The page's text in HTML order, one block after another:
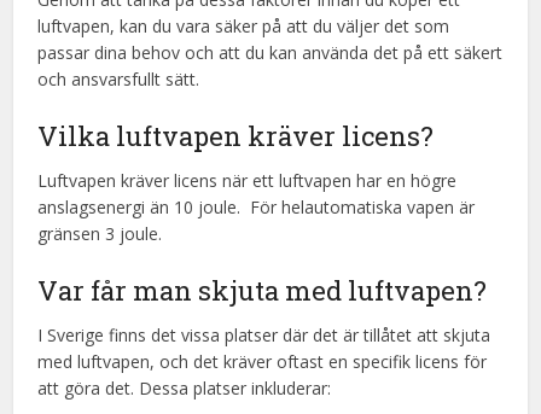
luftvapen, kan du vara säker på att du väljer det som
passar dina behov och att du kan använda det på ett säkert
och ansvarsfullt sätt.
Vilka luftvapen kräver licens?
Luftvapen kräver licens när ett luftvapen har en högre
anslagsenergi än 10 joule. För helautomatiska vapen är
gränsen 3 joule.
Var får man skjuta med luftvapen?
I Sverige finns det vissa platser där det är tillåtet att skjuta
med luftvapen, och det kräver oftast en specifik licens för
att göra det. Dessa platser inkluderar: